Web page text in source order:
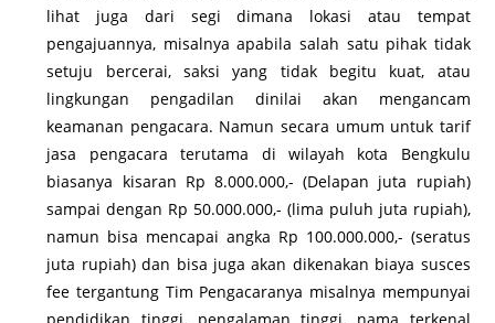
lihat juga dari segi dimana lokasi atau tempat
pengajuannya, misalnya apabila salah satu pihak tidak
setuju bercerai, saksi yang tidak begitu kuat, atau
lingkungan pengadilan dinilai akan mengancam
keamanan pengacara. Namun secara umum untuk tarif
jasa pengacara terutama di wilayah kota Bengkulu
biasanya kisaran Rp 8.000.000,- (Delapan juta rupiah)
sampai dengan Rp 50.000.000,- (lima puluh juta rupiah),
namun bisa mencapai angka Rp 100.000.000,- (seratus
juta rupiah) dan bisa juga akan dikenakan biaya susces
fee tergantung Tim Pengacaranya misalnya mempunyai